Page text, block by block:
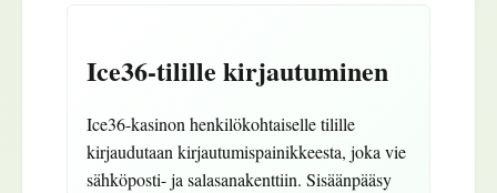
Ice36-tilille kirjautuminen
Ice36-kasinon henkilökohtaiselle tilille
kirjaudutaan kirjautumispainikkeesta, joka vie
sähköposti- ja salasanakenttiin. Sisäänpääsy